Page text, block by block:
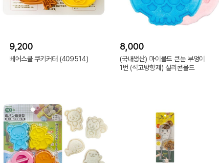
9,200
베어스쿨 쿠키커터 (409514)
8,000
(국내생산) 마이몰드 큰눈 부엉이
1번 (석고방향제) 실리콘몰드